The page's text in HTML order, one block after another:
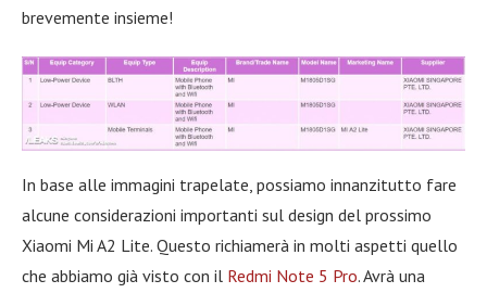
brevemente insieme!
In base alle immagini trapelate, possiamo innanzitutto fare
alcune considerazioni importanti sul design del prossimo
Xiaomi Mi A2 Lite. Questo richiamerà in molti aspetti quello
che abbiamo già visto con il Redmi Note 5 Pro. Avrà una